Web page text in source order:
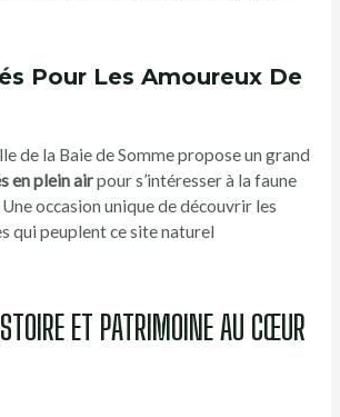
Pour Les Amoureux De
de la Baie de Somme propose un grand
en plein airpour s’intéresser à la faune
occasion unique de découvrir les
qui peuplent ce site naturel
ET PATRIMOINE AU CŒUR